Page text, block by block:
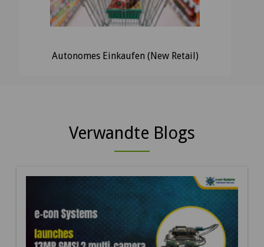
Autonomes Einkaufen (New Retail)
Verwandte Blogs